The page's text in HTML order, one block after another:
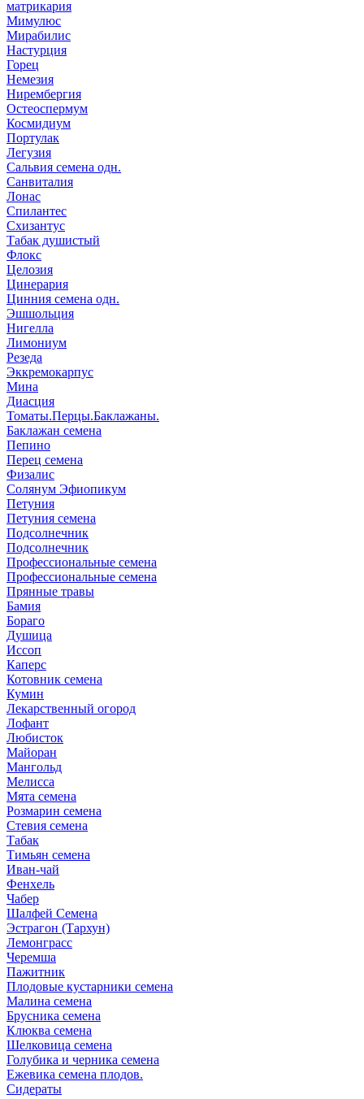
матрикария
Мимулюс
Мирабилис
Настурция
Горец
Немезия
Нирембергия
Остеоспермум
Космидиум
Портулак
Легузия
Сальвия семена одн.
Санвиталия
Лонас
Спилантес
Схизантус
Табак душистый
Флокс
Целозия
Цинерария
Цинния семена одн.
Эшшольция
Нигелла
Лимониум
Резеда
Эккремокарпус
Мина
Диасция
Томаты.Перцы.Баклажаны.
Баклажан семена
Пепино
Перец семена
Физалис
Солянум Эфиопикум
Петуния
Петуния семена
Подсолнечник
Подсолнечник
Профессиональные семена
Профессиональные семена
Прянные травы
Бамия
Бораго
Душица
Иссоп
Каперс
Котовник семена
Кумин
Лекарственный огород
Лофант
Любисток
Майоран
Мангольд
Мелисса
Мята семена
Розмарин семена
Стевия семена
Табак
Тимьян семена
Иван-чай
Фенхель
Чабер
Шалфей Семена
Эстрагон (Тархун)
Лемонграсс
Черемша
Пажитник
Плодовые кустарники семена
Малина семена
Брусника семена
Клюква семена
Шелковица семена
Голубика и черника семена
Ежевика семена плодов.
Сидераты